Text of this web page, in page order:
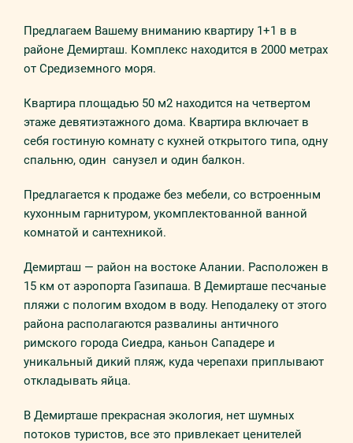
Предлагаем Вашему вниманию квартиру 1+1 в в
районе Демирташ. Комплекс находится в 2000 метрах
от Средиземного моря.
Квартира площадью 50 м2 находится на четвертом
этаже девятиэтажного дома. Квартира включает в
себя гостиную комнату с кухней открытого типа, одну
спальню, один санузел и один балкон.
Предлагается к продаже без мебели, со встроенным
кухонным гарнитуром, укомплектованной ванной
комнатой и сантехникой.
Демирташ — район на востоке Алании. Расположен в
15 км от аэропорта Газипаша. В Демирташе песчаные
пляжи с пологим входом в воду. Неподалеку от этого
района располагаются развалины античного
римского города Сиедра, каньон Сападере и
уникальный дикий пляж, куда черепахи приплывают
откладывать яйца.
В Демирташе прекрасная экология, нет шумных
потоков туристов, все это привлекает ценителей